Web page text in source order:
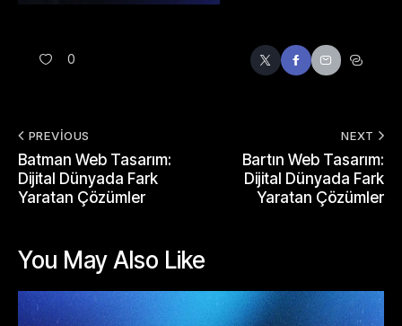
0
PREVIOUS
Batman Web Tasarım:
Dijital Dünyada Fark
Yaratan Çözümler
NEXT
Bartın Web Tasarım:
Dijital Dünyada Fark
Yaratan Çözümler
You May Also Like